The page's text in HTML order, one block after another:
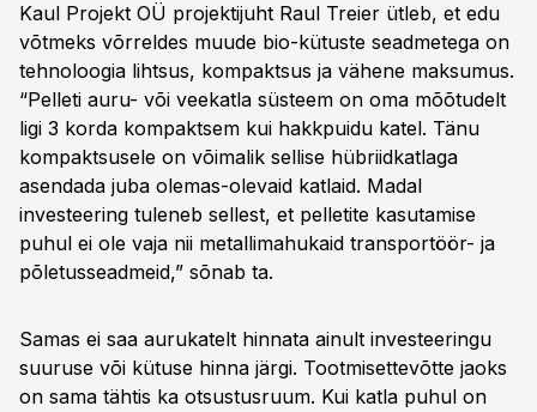
Kaul Projekt OÜ projektijuht Raul Treier ütleb, et edu
võtmeks võrreldes muude bio-kütuste seadmetega on
tehnoloogia lihtsus, kompaktsus ja vähene maksumus.
“Pelleti auru- või veekatla süsteem on oma mõõtudelt
ligi 3 korda kompaktsem kui hakkpuidu katel. Tänu
kompaktsusele on võimalik sellise hübriidkatlaga
asendada juba olemas-olevaid katlaid. Madal
investeering tuleneb sellest, et pelletite kasutamise
puhul ei ole vaja nii metallimahukaid transportöör- ja
põletusseadmeid,” sõnab ta.
Samas ei saa aurukatelt hinnata ainult investeeringu
suuruse või kütuse hinna järgi. Tootmisettevõtte jaoks
on sama tähtis ka otsustusruum. Kui katla puhul on